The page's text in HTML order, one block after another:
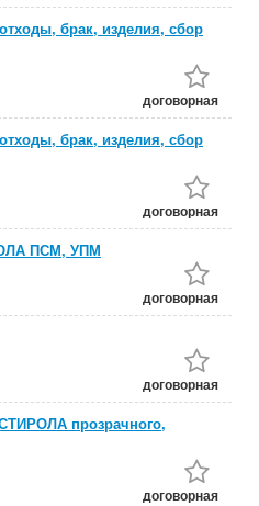
брак, изделия, сбор
договорная
брак, изделия, сбор
договорная
ПСМ, УПМ
договорная
договорная
прозрачного,
договорная